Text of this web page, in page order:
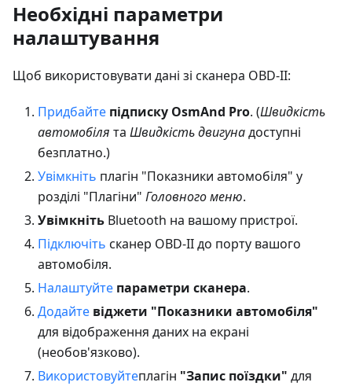
Необхідні параметри
налаштування
Щоб використовувати дані зі сканера OBD-II:
Придбайте підписку OsmAnd Pro. (Швидкість
автомобіля та Швидкість двигунадоступні
безплатно.)
Увімкніть плагін "Показники автомобіля" у
розділі "Плагіни" Головного меню.
Увімкніть Bluetooth на вашому пристрої.
Підключіть сканер OBD-II до порту вашого
автомобіля.
Налаштуйте параметри сканера.
Додайте віджети "Показники автомобіля"
для відображення даних на екрані
(необов'язково).
Використовуйтеплагін "Запис поїздки" для